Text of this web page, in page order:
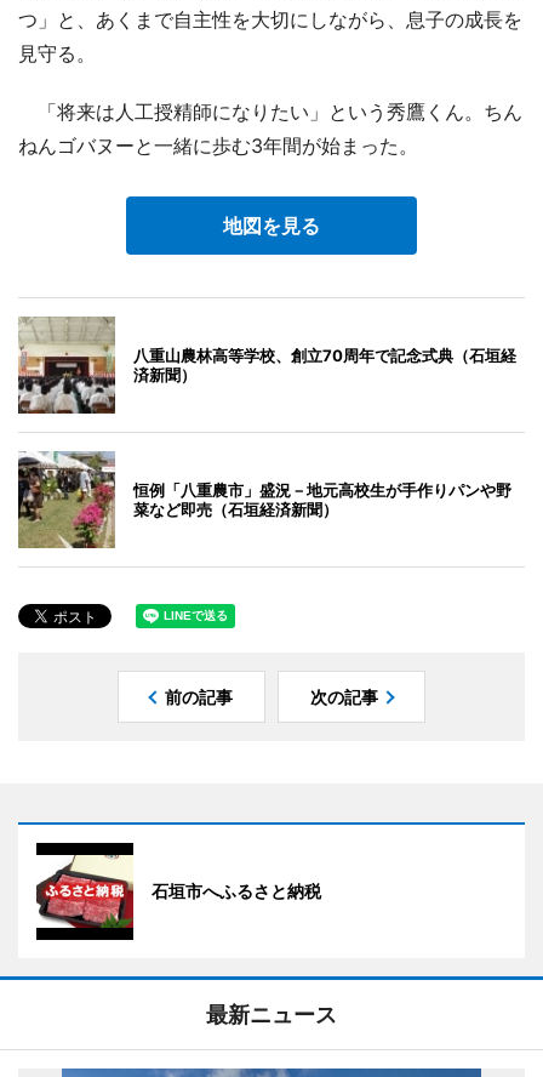
つ」と、あくまで自主性を大切にしながら、息子の成長を
見守る。
「将来は人工授精師になりたい」という秀鷹くん。ちん
ねんゴバヌーと一緒に歩む3年間が始まった。
地図を見る
八重山農林高等学校、創立70周年で記念式典（石垣経
済新聞）
恒例「八重農市」盛況－地元高校生が手作りパンや野
菜など即売（石垣経済新聞）
前の記事 次の記事
石垣市へふるさと納税
最新ニュース